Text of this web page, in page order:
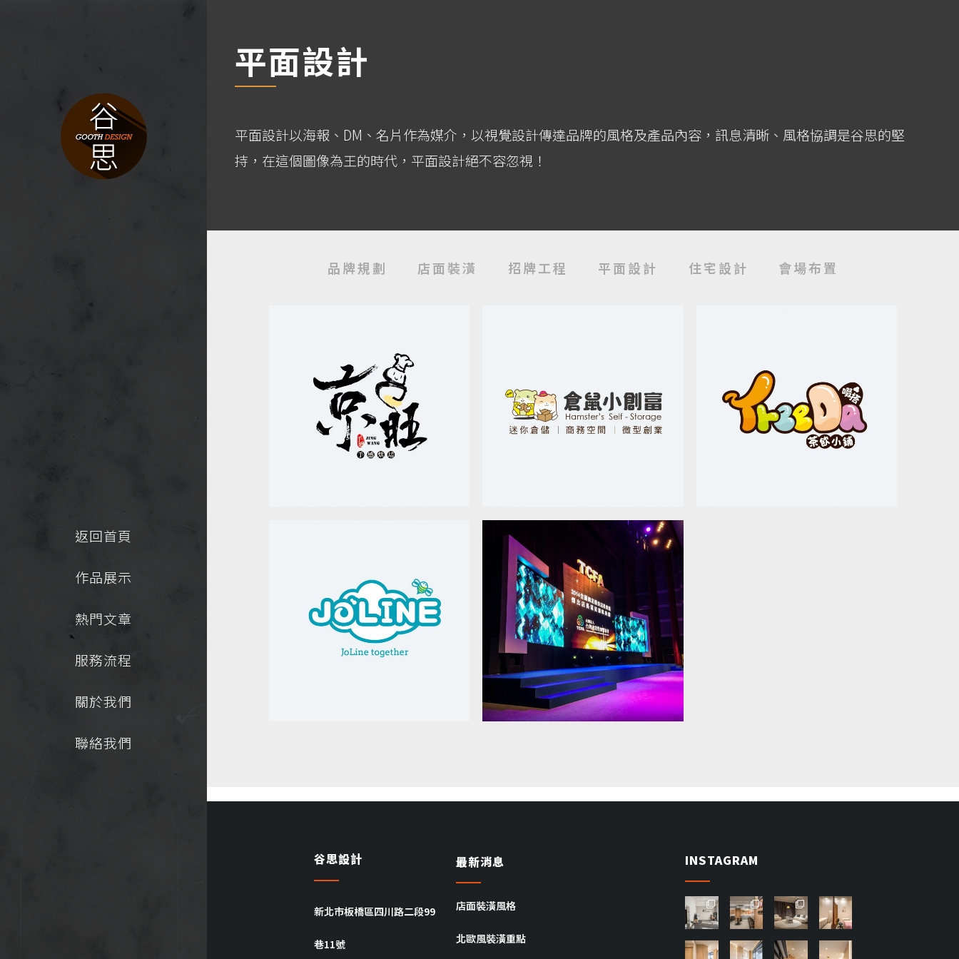
返回首頁
作品展示
熱門文章
服務流程
關於我們
聯絡我們
平面設計
平面設計以海報、DM、名片作為媒介，以視覺設計傳達品牌的風格及產品內容，訊息清晰、風格協調是谷思的堅
持，在這個圖像為王的時代，平面設計絕不容忽視！
品牌規劃 店面裝潢 招牌工程 平面設計 住宅設計 會場布置
京旺 蔬食料理_品牌設計
品牌設計 / 平面設計
倉鼠小創富_品牌設計
品牌設計 / 平面設計
TREEDA 飲料店_品牌設計
品牌設計 / 平面設計
JOLINE 飲料店_品牌設計
品牌設計 / 平面設計
TCFA 表揚大會_活動現場布
置
平面設計 / 活動會場布置
谷思設計
新北市板橋區四川路二段99
巷11號
最新消息
店面裝潢風格
北歐風裝潢重點
INSTAGRAM
goothd
esign
goothd
esign
goothd
esign
7
goothd
esign
9
goothd goothd goothd goothd